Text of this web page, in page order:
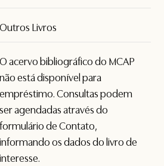
Outros Livros
O acervo bibliográfico do MCAP
não está disponível para
empréstimo. Consultas podem
ser agendadas através do
formulário deContato,
informando os dados do livro de
interesse.